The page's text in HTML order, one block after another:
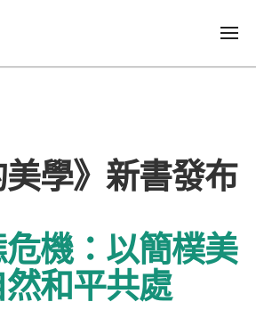
美學》新書發布
機：以簡樸美
和平共處